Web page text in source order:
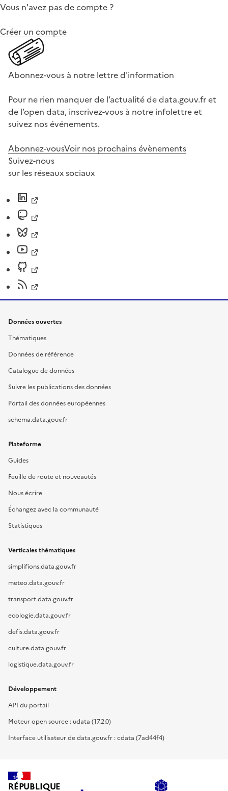
Vous n'avez pas de compte ?
Créer un compte
Abonnez-vous à notre lettre d'information
Pour ne rien manquer de l’actualité de data.gouv.fr et
de l’open data, inscrivez-vous à notre infolettre et
suivez nos événements.
Abonnez-vousVoir nos prochains évènements
Suivez-nous
sur les réseaux sociaux
Données ouvertes
Thématiques
Données de référence
Catalogue de données
Suivre les publications des données
Portail des données européennes
schema.data.gouv.fr
Plateforme
Guides
Feuille de route et nouveautés
Nous écrire
Échangez avec la communauté
Statistiques
Verticales thématiques
simplifions.data.gouv.fr
meteo.data.gouv.fr
transport.data.gouv.fr
ecologie.data.gouv.fr
defis.data.gouv.fr
culture.data.gouv.fr
logistique.data.gouv.fr
Développement
API du portail
Moteur open source : udata (17.2.0)
Interface utilisateur de data.gouv.fr : cdata (7ad44f4)
RÉPUBLIQUE